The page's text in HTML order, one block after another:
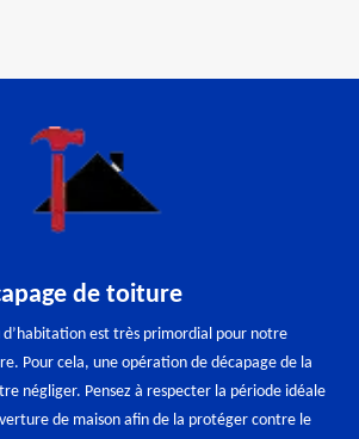
de toiture
d’habitation est très primordial pour notre
Pour cela, une opération de décapage de la
négliger. Pensez à respecter la période idéale
de maison afin de la protéger contre le